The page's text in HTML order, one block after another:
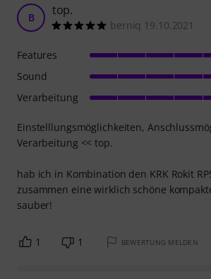
B top.
berniq 19.10.2021
Einstelllungsmöglichkeiten,
Verarbeitung << top.
hab ich in Kombination den KRK Rokit
zusammen eine wirklich schöne
sauber!
Features
Sound
Verarbeitung
1 1 BEWERTUNG MELDEN